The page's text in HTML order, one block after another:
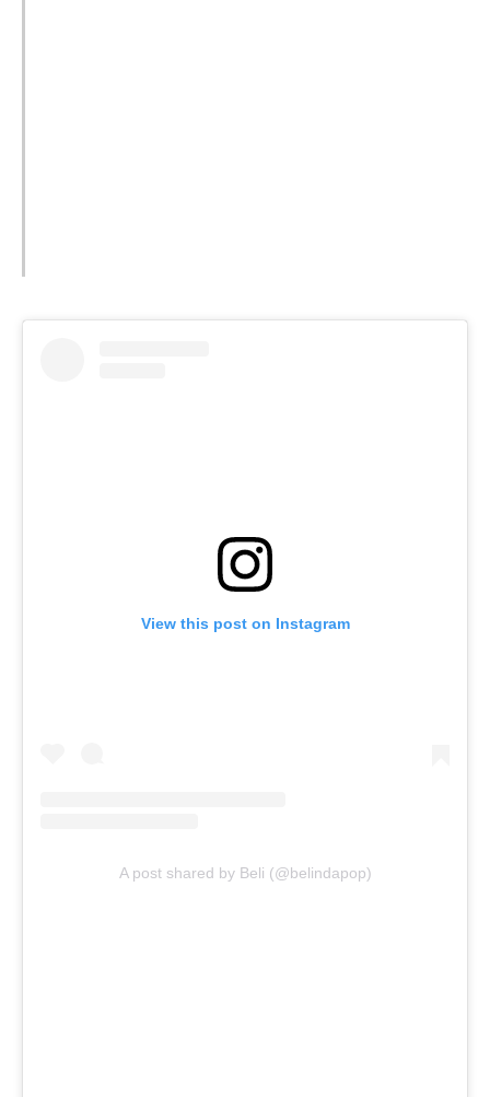
View this post on Instagram
A post shared by Beli (@belindapop)